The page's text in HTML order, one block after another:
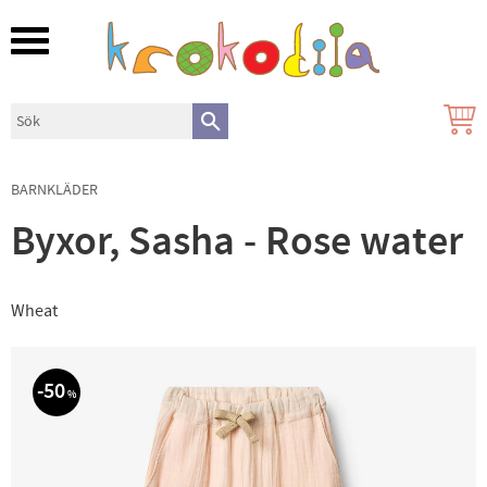
Meny
BARNKLÄDER
Byxor, Sasha - Rose water
Wheat
50%